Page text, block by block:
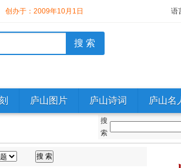
创办于：2009年10月1日 语
庐山图片 庐山诗词 庐山名
搜
索